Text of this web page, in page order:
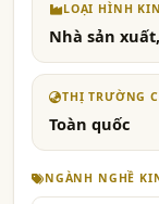
LOẠI HÌNH
Nhà sản
THỊ TRƯỜNG
Toàn quốc
NGÀNH NGHỀ